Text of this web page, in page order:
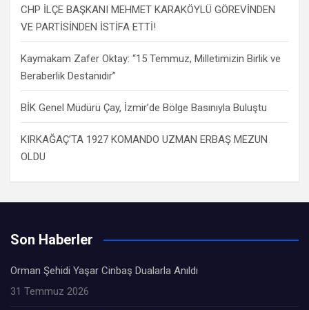
CHP İLÇE BAŞKANI MEHMET KARAKÖYLÜ GÖREVİNDEN
VE PARTİSİNDEN İSTİFA ETTİ!
Kaymakam Zafer Oktay: “15 Temmuz, Milletimizin Birlik ve
Beraberlik Destanıdır”
BİK Genel Müdürü Çay, İzmir’de Bölge Basınıyla Buluştu
KIRKAĞAÇ’TA 1927 KOMANDO UZMAN ERBAŞ MEZUN
OLDU
Son Haberler
Orman Şehidi Yaşar Cinbaş Dualarla Anıldı
31 Temmuz 2026